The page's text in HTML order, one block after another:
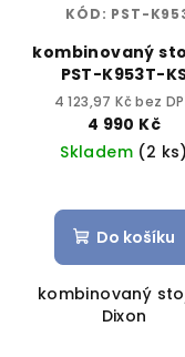
kombinovaný
PST-K953T-
4 123,97 Kč bez
4 990 Kč
Skladem (2 ks)
Do košíku
kombinovaný
Dixon
KÓD: PST-